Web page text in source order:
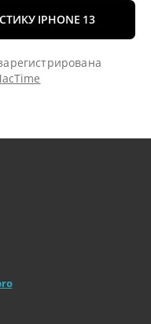
IPHONE 13